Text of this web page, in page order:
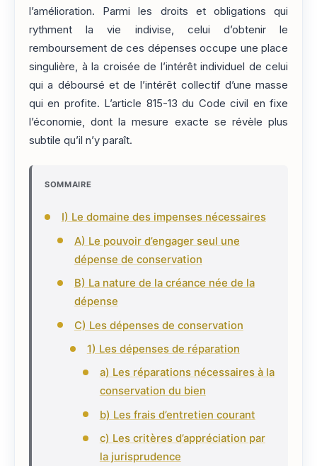
l’amélioration. Parmi les droits et obligations qui
rythment la vie indivise, celui d’obtenir le
remboursement de ces dépenses occupe une place
singulière, à la croisée de l’intérêt individuel de celui
qui a déboursé et de l’intérêt collectif d’une masse
qui en profite. L’article 815-13 du Code civil en fixe
l’économie, dont la mesure exacte se révèle plus
subtile qu’il n’y paraît.
SOMMAIRE
I) Le domaine des impenses nécessaires
A) Le pouvoir d’engager seul une
dépense de conservation
B) La nature de la créance née de la
dépense
C) Les dépenses de conservation
1) Les dépenses de réparation
a) Les réparations nécessaires à la
conservation du bien
b) Les frais d’entretien courant
c) Les critères d’appréciation par
la jurisprudence